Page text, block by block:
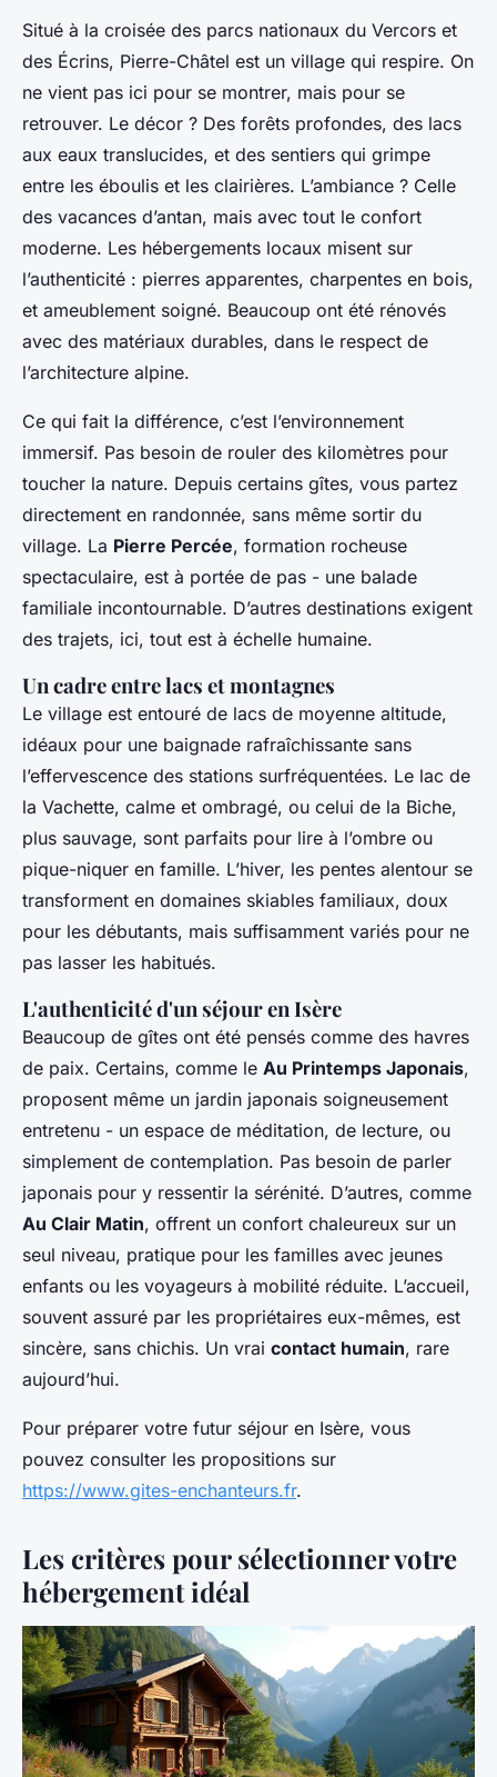
Situé à la croisée des parcs nationaux du Vercors et
des Écrins, Pierre-Châtel est un village qui respire. On
ne vient pas ici pour se montrer, mais pour se
retrouver. Le décor ? Des forêts profondes, des lacs
aux eaux translucides, et des sentiers qui grimpe
entre les éboulis et les clairières. L’ambiance ? Celle
des vacances d’antan, mais avec tout le confort
moderne. Les hébergements locaux misent sur
l’authenticité : pierres apparentes, charpentes en bois,
et ameublement soigné. Beaucoup ont été rénovés
avec des matériaux durables, dans le respect de
l’architecture alpine.
Ce qui fait la différence, c’est l’environnement
immersif. Pas besoin de rouler des kilomètres pour
toucher la nature. Depuis certains gîtes, vous partez
directement en randonnée, sans même sortir du
village. La Pierre Percée, formation rocheuse
spectaculaire, est à portée de pas - une balade
familiale incontournable. D’autres destinations exigent
des trajets, ici, tout est à échelle humaine.
Un cadre entre lacs et montagnes
Le village est entouré de lacs de moyenne altitude,
idéaux pour une baignade rafraîchissante sans
l’effervescence des stations surfréquentées. Le lac de
la Vachette, calme et ombragé, ou celui de la Biche,
plus sauvage, sont parfaits pour lire à l’ombre ou
pique-niquer en famille. L’hiver, les pentes alentour se
transforment en domaines skiables familiaux, doux
pour les débutants, mais suffisamment variés pour ne
pas lasser les habitués.
L'authenticité d'un séjour en Isère
Beaucoup de gîtes ont été pensés comme des havres
de paix. Certains, comme le Au Printemps Japonais,
proposent même un jardin japonais soigneusement
entretenu - un espace de méditation, de lecture, ou
simplement de contemplation. Pas besoin de parler
japonais pour y ressentir la sérénité. D’autres, comme
Au Clair Matin, offrent un confort chaleureux sur un
seul niveau, pratique pour les familles avec jeunes
enfants ou les voyageurs à mobilité réduite. L’accueil,
souvent assuré par les propriétaires eux-mêmes, est
sincère, sans chichis. Un vrai contact humain, rare
aujourd’hui.
Pour préparer votre futur séjour en Isère, vous
pouvez consulter les propositions sur
https://www.gites-enchanteurs.fr.
Les critères pour sélectionner votre
hébergement idéal